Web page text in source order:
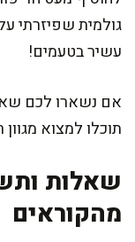
גולמית שפיזרתי
עשיר בטעמים!
אם נשארו לכם
תוכלו למצוא מגוון
שאלות
מהקוראים